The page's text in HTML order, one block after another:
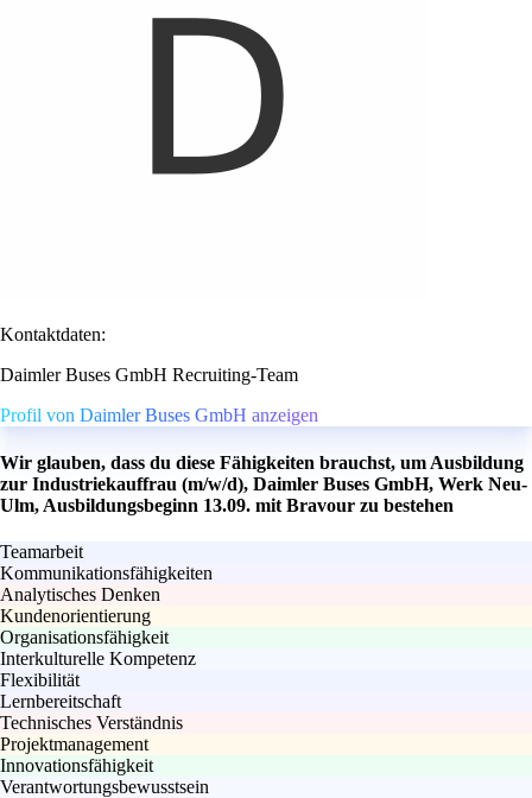
Kontaktdaten:
Daimler Buses GmbH Recruiting-Team
Profil von Daimler Buses GmbH anzeigen
Wir glauben, dass du diese Fähigkeiten brauchst, um Ausbildung
zur Industriekauffrau (m/w/d), Daimler Buses GmbH, Werk Neu-
Ulm, Ausbildungsbeginn 13.09. mit Bravour zu bestehen
Teamarbeit
Kommunikationsfähigkeiten
Analytisches Denken
Kundenorientierung
Organisationsfähigkeit
Interkulturelle Kompetenz
Flexibilität
Lernbereitschaft
Technisches Verständnis
Projektmanagement
Innovationsfähigkeit
Verantwortungsbewusstsein